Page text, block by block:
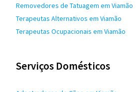
Removedores de Tatuagem em Viamão
Terapeutas Alternativos em Viamão
Terapeutas Ocupacionais em Viamão
Serviços Domésticos